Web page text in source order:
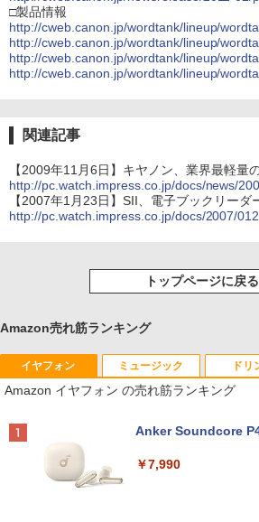
□製品情報
http://cweb.canon.jp/wordtank/lineup/
http://cweb.canon.jp/wordtank/lineup/
http://cweb.canon.jp/wordtank/lineup/
http://cweb.canon.jp/wordtank/lineup/
関連記事
【2009年11月6日】キヤノン、業界最軽量
http://pc.watch.impress.co.jp/docs/news/
【2007年1月23日】SII、電子ブックリーダ
http://pc.watch.impress.co.jp/docs/2007/
トップページに戻る
Amazon売れ筋ランキング
イヤフォン
Amazon イヤフォン の売れ筋ランキング
Anker Soundcore
￥7,990
ミュージック ドリ